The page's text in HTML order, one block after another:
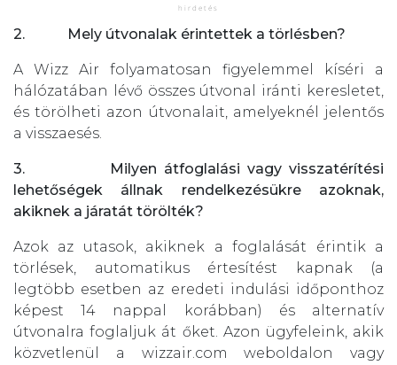
2. Mely útvonalak érintettek a törlésben?
A Wizz Air folyamatosan figyelemmel kíséri a
hálózatában lévő összes útvonal iránti keresletet,
és törölheti azon útvonalait, amelyeknél jelentős
a visszaesés.
3.
Milyen átfoglalási vagy visszatérítési
lehetőségek állnak rendelkezésükre azoknak,
akiknek a járatát törölték?
Azok az utasok, akiknek a foglalását érintik a
törlések, automatikus értesítést kapnak (a
legtöbb esetben az eredeti indulási időponthoz
képest 14 nappal korábban) és alternatív
útvonalra foglaljuk át őket. Azon ügyfeleink, akik
közvetlenül a wizzair.com weboldalon vagy